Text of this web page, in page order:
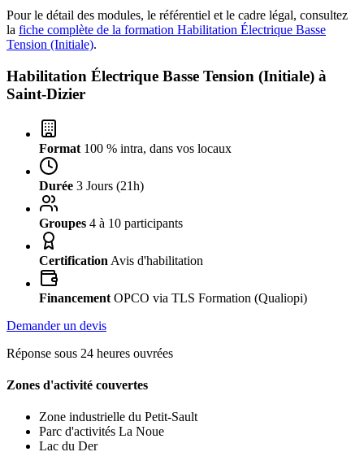
Pour le détail des modules, le référentiel et le cadre légal, consultez
la fiche complète de la formation Habilitation Électrique Basse
Tension (Initiale).
Habilitation Électrique Basse Tension (Initiale) à
Saint-Dizier
Format 100 % intra, dans vos locaux
Durée 3 Jours (21h)
Groupes 4 à 10 participants
Certification Avis d'habilitation
Financement OPCO via TLS Formation (Qualiopi)
Demander un devis
Réponse sous 24 heures ouvrées
Zones d'activité couvertes
Zone industrielle du Petit-Sault
Parc d'activités La Noue
Lac du Der